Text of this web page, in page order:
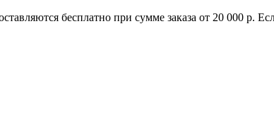
бесплатно при сумме заказа от 20 000 р.